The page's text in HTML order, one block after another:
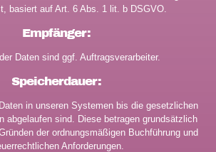
basiert auf Art. 6 Abs. 1 lit. b DSGVO.
Empfänger:
Daten sind ggf. Auftragsverarbeiter.
Speicherdauer:
in unseren Systemen bis die gesetzlichen
abgelaufen sind. Diese betragen grundsätzlich
der ordnungsmäßigen Buchführung und
Anforderungen.